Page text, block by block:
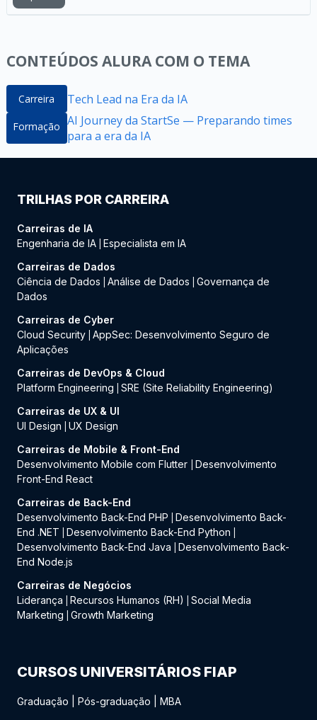
CONTEÚDOS ALURA COM O TEMA
Carreira Tech Lead na Era da IA
Formação AI Journey da StartSe — Preparando times
para a era da IA
TRILHAS POR CARREIRA
Carreiras de IA
Engenharia de IA Especialista em IA
Carreiras de Dados
Ciência de Dados
Análise de Dados
Governança de
Dados
Carreiras de Cyber
Cloud Security AppSec: Desenvolvimento Seguro de
Aplicações
Carreiras de DevOps & Cloud
Platform Engineering
SRE (Site Reliability Engineering)
Carreiras de UX & UI
UI Design
UX Design
Carreiras de Mobile & Front-End
Desenvolvimento Mobile com Flutter
Desenvolvimento
Front-End React
Carreiras de Back-End
Desenvolvimento Back-End PHP
Desenvolvimento Back-
End .NET
Desenvolvimento Back-End Python
Desenvolvimento Back-End Java
Desenvolvimento Back-
End Node.js
Carreiras de Negócios
Liderança
Recursos Humanos (RH)
Social Media
Marketing
Growth Marketing
CURSOS UNIVERSITÁRIOS FIAP
Graduação Pós-graduação MBA